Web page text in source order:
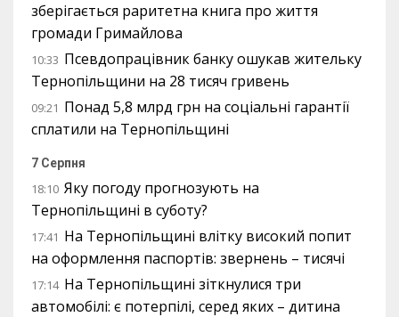
зберігається раритетна книга про життя
громади Гримайлова
10:33 Псевдопрацівник банку ошукав жительку
Тернопільщини на 28 тисяч гривень
09:21 Понад 5,8 млрд грн на соціальні гарантії
сплатили на Тернопільщині
7 Серпня
18:10 Яку погоду прогнозують на
Тернопільщині в суботу?
17:41 На Тернопільщині влітку високий попит
на оформлення паспортів: звернень – тисячі
17:14 На Тернопільщині зіткнулися три
автомобілі: є потерпілі, серед яких – дитина